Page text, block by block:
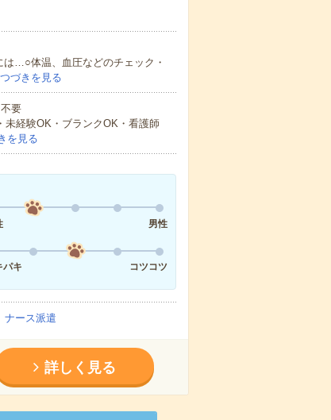
…○体温、血圧などのチェック・
つづきを見る
要
経験OK・ブランクOK・看護師
を見る
男性
パキ
コツコツ
ース派遣
詳しく見る